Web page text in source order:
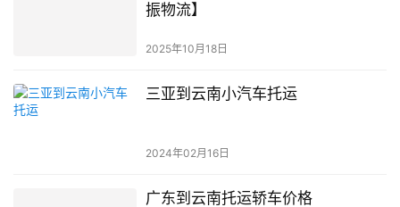
振物流】
2025年10月18日
三亚到云南小汽车托运
2024年02月16日
广东到云南托运轿车价格